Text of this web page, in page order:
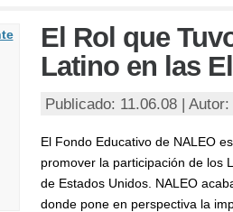
El Rol que
Latino en las
Publicado: 11.06.08 | Autor:
El Fondo Educativo de NALEO
promover la participación de los
de Estados Unidos. NALEO
donde pone en perspectiva la